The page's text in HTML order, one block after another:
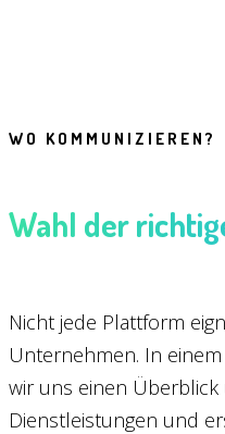
WO KOMMUNIZIEREN?
Wahl der
Nicht jede Plattform
Unternehmen. In
wir uns einen
Dienstleistungen und